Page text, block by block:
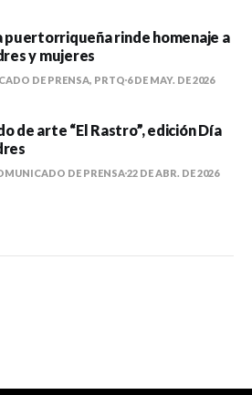
rinde homenaje a
y mujeres
DE PRENSA, PRTQ 6 DE MAY. DE 2026
de arte “El Rastro”, edición Día
DE PRENSA22 DE ABR. DE 2026